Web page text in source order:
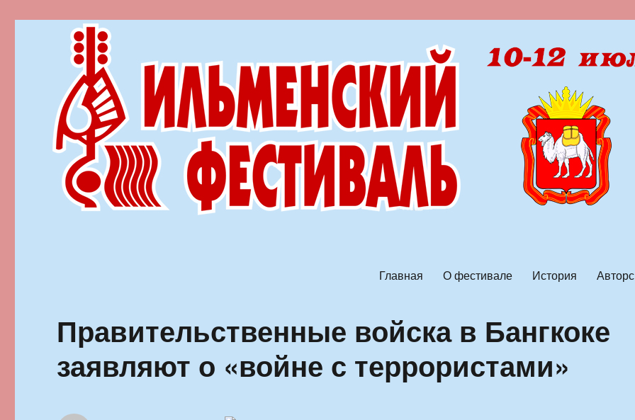
Главная О фестивале История
Правительственные войска в Бангкоке
заявляют о «войне с террористами»